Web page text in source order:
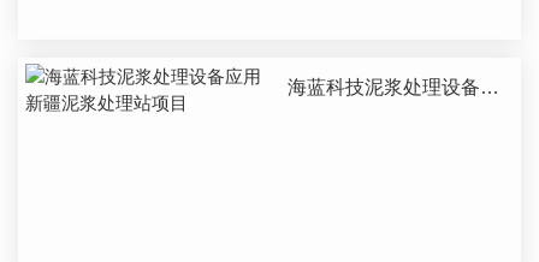
储备池：长60m×宽10m×高
海蓝科技泥浆处理设备应